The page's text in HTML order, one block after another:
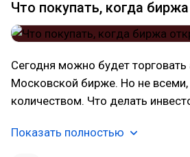
Что покупать, когда
Сегодня можно будет
Московской бирже. Но не
количеством. Что делать
Показать полностью